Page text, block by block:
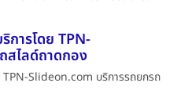
การโดย TPN-
สไลด์ถาดกอง
TPN-Slideon.com บริการรถยกรถ